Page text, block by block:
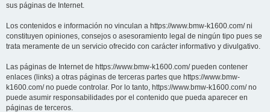
sus páginas de Internet.
Los contenidos e información no vinculan a https://www.bmw-k1600.com/ ni
constituyen opiniones, consejos o asesoramiento legal de ningún tipo pues se
trata meramente de un servicio ofrecido con carácter informativo y divulgativo.
Las páginas de Internet de https://www.bmw-k1600.com/ pueden contener
enlaces (links) a otras páginas de terceras partes que https://www.bmw-
k1600.com/ no puede controlar. Por lo tanto, https://www.bmw-k1600.com/ no
puede asumir responsabilidades por el contenido que pueda aparecer en
páginas de terceros.